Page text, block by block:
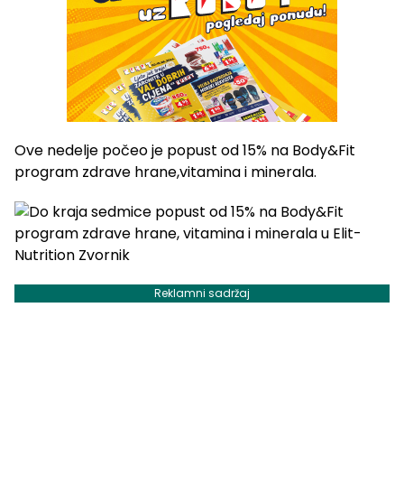
Ove nedelje počeo je popust od 15% na Body&Fit
program zdrave hrane,vitamina i minerala.
Reklamni sadržaj